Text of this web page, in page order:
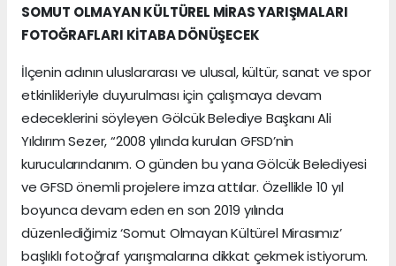
SOMUT OLMAYAN KÜLTÜREL MİRAS YARIŞMALARI
FOTOĞRAFLARI KİTABA DÖNÜŞECEK
İlçenin adının uluslararası ve ulusal, kültür, sanat ve spor
etkinlikleriyle duyurulması için çalışmaya devam
edeceklerini söyleyen Gölcük Belediye Başkanı Ali
Yıldırım Sezer, “2008 yılında kurulan GFSD’nin
kurucularındanım. O günden bu yana Gölcük Belediyesi
ve GFSD önemli projelere imza attılar. Özellikle 10 yıl
boyunca devam eden en son 2019 yılında
düzenlediğimiz ‘Somut Olmayan Kültürel Mirasımız’
başlıklı fotoğraf yarışmalarına dikkat çekmek istiyorum.